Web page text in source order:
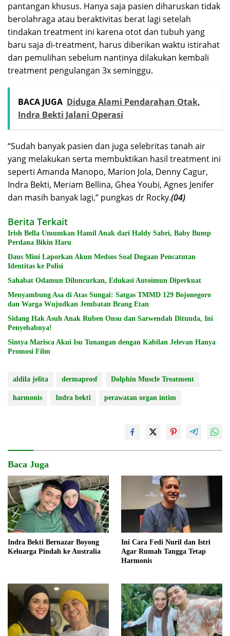
pantangan khusus. Hanya saja pasien diharuskan tidak
berolahraga atau beraktivitas berat lagi setelah
tindakan treatment ini karena otot dan tubuh yang
baru saja di-treatment, harus diberikan waktu istirahat
dan pemulihan sebelum nantinya dilakukan kembali
treatment pengulangan 3x seminggu.
BACA JUGA Diduga Alami Pendarahan Otak,
Indra Bekti Jalani Operasi
“Sudah banyak pasien dan juga selebritas tanah air
yang melakukan serta membuktikan hasil treatment ini
seperti Amanda Manopo, Marion Jola, Denny Cagur,
Indra Bekti, Meriam Bellina, Ghea Youbi, Agnes Jenifer
dan masih banyak lagi,” pungkas dr Rocky.(04)
Berita Terkait
Irish Bella Umumkan Hamil Anak dari Haldy Sabri, Baby Bump
Perdana Bikin Haru
Daus Mini Laporkan Akun Medsos Soal Dugaan Pencatutan
Identitas ke Polisi
Sahabat Odamun Diluncurkan, Edukasi Autoimun Diperkuat
Menyambung Asa di Atas Sungai: Satgas TMMD 129 Bojonegoro
dan Warga Wujudkan Jembatan Brang Etan
Sidang Hak Asuh Anak Ruben Onsu dan Sarwendah Ditunda, Ini
Penyebabnya!
Sintya Marisca Akui Isu Tunangan dengan Kabilan Jelevan Hanya
Promosi Film
aldila jelita dermaprosf Dolphin Muscle Treatment
harmonis Indra bekti perawatan organ intim
Baca Juga
Indra Bekti Bernazar Boyong
Keluarga Pindah ke Australia
Ini Cara Fedi Nuril dan Istri
Agar Rumah Tangga Tetap
Harmonis